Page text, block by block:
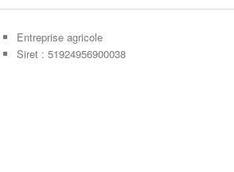
Entreprise agricole
Siret : 51924956900038